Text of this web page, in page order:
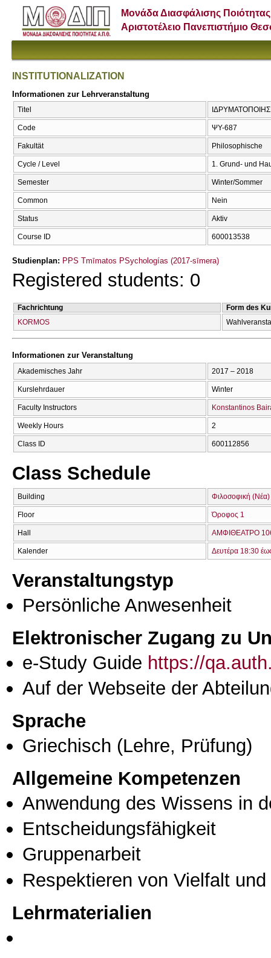
Μονάδα Διασφάλισης Ποιότητας
Αριστοτέλειο Πανεπιστήμιο
INSTITUTIONALIZATION
Informationen zur Lehrveranstaltung
Titel
Code ΨΥ-687
Fakultät Philosophische
Cycle / Level 1. Grund- und
Semester Winter/Sommer
Common Nein
Status Aktiv
Course ID 600013538
Studienplan: PPS Tmīmatos PSychologías (2017-sīmera)
Registered students: 0
Fachrichtung
Form des
KORMOS
Informationen zur Veranstaltung
Akademisches Jahr 2017 – 2018
Kurslehrdauer Winter
Faculty Instructors Konstantinos
Weekly Hours 2
Class ID 600112856
Class Schedule
Building Φιλοσοφική (Νέα)
Floor Όροφος 1
Hall ΑΜΦΙΘΕΑΤΡΟ
Kalender Δευτέρα 18:30
Veranstaltungstyp
Persönliche Anwesenheit
Elektronischer Zugang zu
e-Study Guide https://
Auf der Webseite der
Sprache
Griechisch (Lehre, Prüfung)
Allgemeine Kompetenzen
Anwendung des Wissens in
Entscheidungsfähigkeit
Gruppenarbeit
Respektieren von Vielfalt
Lehrmaterialien